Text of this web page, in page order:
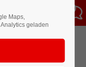
Maps,
geladen